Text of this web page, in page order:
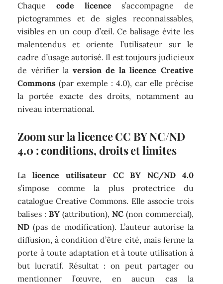
Chaque code licence s’accompagne de
pictogrammes et de sigles reconnaissables,
visibles en un coup d’œil. Ce balisage évite les
malentendus et oriente l’utilisateur sur le
cadre d’usage autorisé. Il est toujours judicieux
de vérifier la version de la licence Creative
Commons (par exemple : 4.0), car elle précise
la portée exacte des droits, notamment au
niveau international.
Zoom sur la licence CC BY NC/ND
4.0 : conditions, droits et limites
Lalicence utilisateur CC BY NC/ND 4.0
s’impose comme la plus protectrice du
catalogue Creative Commons. Elle associe trois
balises :BY (attribution), NC(non commercial),
ND (pas de modification). L’auteur autorise la
diffusion, à condition d’être cité, mais ferme la
porte à toute adaptation et à toute utilisation à
but lucratif. Résultat : on peut partager ou
mentionner l’œuvre, en aucun cas la